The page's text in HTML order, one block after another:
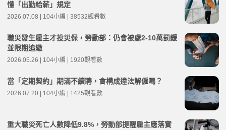
懂「出勤給薪」規定
2026.07.08 | 104小編 | 38532觀看數
職災發生雇主才投災保，勞動部：仍會被處2-10萬罰鍰
並限期追繳
2026.05.26 | 104小編 | 1920觀看數
當「定期契約」期滿不續聘，會構成違法解僱嗎？
2026.07.20 | 104小編 | 1425觀看數
重大職災死亡人數降低9.8%，勞動部提醒雇主應落實